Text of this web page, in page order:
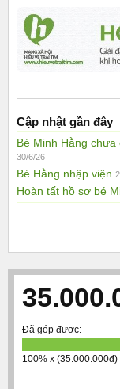
Cập nhật gần đây
Bé Minh Hằng
30/6/26
Bé Hằng nhập viện
Hoàn tất hồ sơ bé
Đã góp được:
100% x (35.000.000đ)